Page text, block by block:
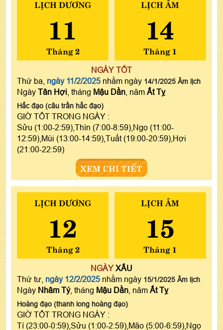
LỊCH DƯƠNG
11
Tháng 2
LỊCH ÂM
14
Tháng 1
NGÀY TỐT
Thứ ba, ngày 11/2/2025 nhằm ngày 14/1/2025 Âm lịch
Ngày Tân Hợi , tháng Mậu Dần , năm Ất Tỵ
Hắc đạo (câu trần hắc đạo)
GIỜ TỐT TRONG NGÀY :
Sửu (1:00-2:59),Thìn (7:00-8:59),Ngọ (11:00-
12:59),Mùi (13:00-14:59),Tuất (19:00-20:59),Hợi
(21:00-22:59)
XEM CHI TIẾT
LỊCH DƯƠNG
12
Tháng 2
LỊCH ÂM
15
Tháng 1
NGÀYXẤU
Thứ tư, ngày 12/2/2025 nhằm ngày 15/1/2025 Âm lịch
Ngày Nhâm Tý, tháng Mậu Dần , năm Ất Tỵ
Hoàng đạo (thanh long hoàng đạo)
GIỜ TỐT TRONG NGÀY :
Tí (23:00-0:59),Sửu (1:00-2:59),Mão (5:00-6:59),Ngọ